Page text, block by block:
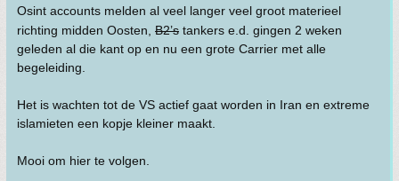
Osint accounts melden al veel langer veel groot materieel
richting midden Oosten, B2’s tankers e.d. gingen 2 weken
geleden al die kant op en nu een grote Carrier met alle
begeleiding.
Het is wachten tot de VS actief gaat worden in Iran en extreme
islamieten een kopje kleiner maakt.
Mooi om hier te volgen.